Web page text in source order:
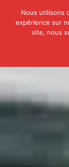
Auto/
Nous utilisons
expérience sur
site, nous